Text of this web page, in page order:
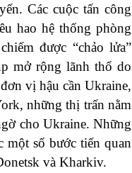
Các cuộc tấn công
hao hệ thống phòng
được “chảo lửa”
mở rộng lãnh thổ do
vị hậu cần Ukraine,
những thị trấn nằm
cho Ukraine. Những
một số bước tiến quan
và Kharkiv.